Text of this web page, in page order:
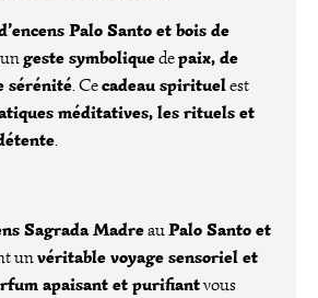
Palo Santo et bois de
geste symboliquedepaix, de
sérénité. Cecadeau spirituelest
méditatives, les rituels et
.
Sagrada MadreauPalo Santo et
unvéritable voyage sensoriel et
apaisant et purifiantvous